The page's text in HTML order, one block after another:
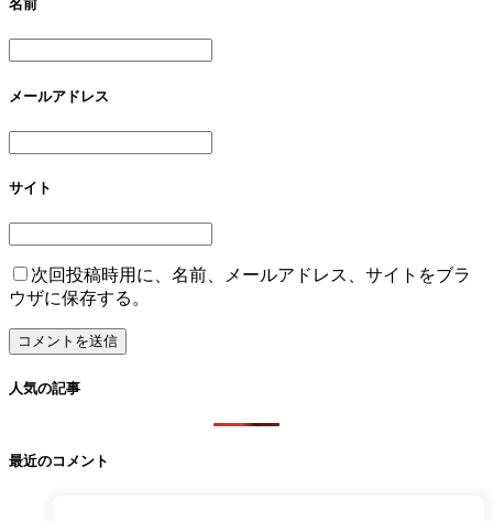
名前
メールアドレス
サイト
次回投稿時用に、名前、メールアドレス、サイトをブラ
ウザに保存する。
人気の記事
最近のコメント